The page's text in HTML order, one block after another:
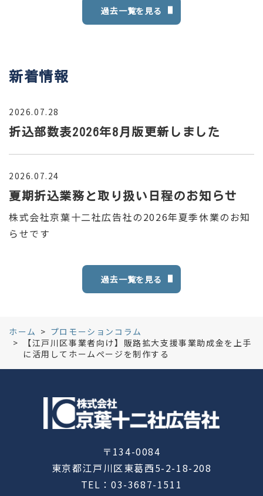
過去一覧を見る
新着情報
2026.07.28
折込部数表2026年8月版更新しました
2026.07.24
夏期折込業務と取り扱い日程のお知らせ
株式会社京葉十二社広告社の2026年夏季休業のお知
らせです
過去一覧を見る
ホーム
プロモーションコラム
【江戸川区事業者向け】販路拡大支援事業助成金を上手
に活用してホームぺージを制作する
〒134-0084
東京都江戸川区東葛西5-2-18-208
TEL：03-3687-1511